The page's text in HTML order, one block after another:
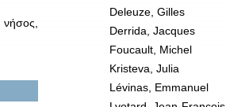
Deleuze, Gilles
Derrida, Jacques
Foucault, Michel
Kristeva, Julia
Lévinas, Emmanuel